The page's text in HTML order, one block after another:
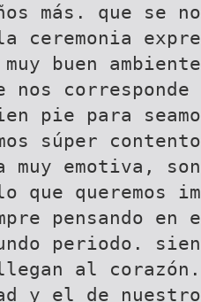
más. que se
ceremonia
muy buen
nos corresponde
pie para
súper
muy emotiva,
que queremos
pensando en
periodo.
al corazón.
y el de